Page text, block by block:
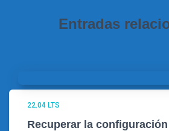
Entradas
22.04 LTS
Recuperar la configuración